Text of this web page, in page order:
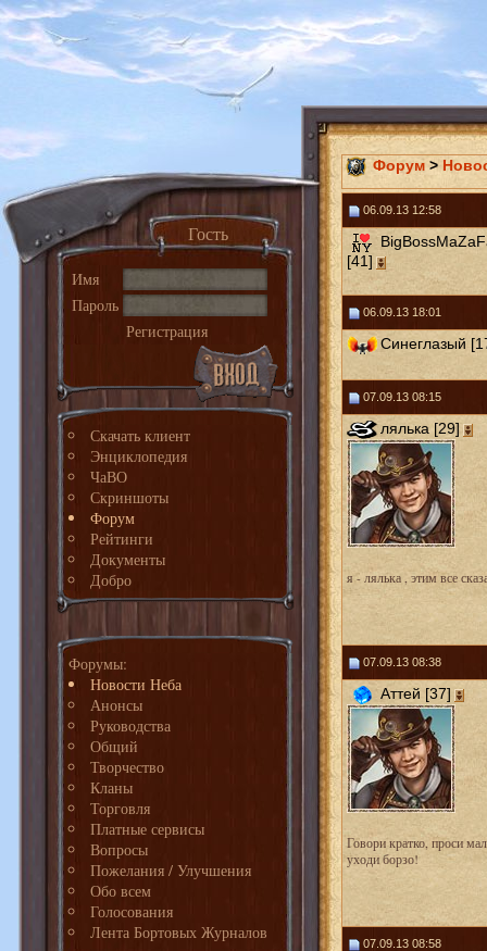
Гость
Имя
Пароль
Регистрация
Скачать клиент
Энциклопедия
ЧаВО
Скриншоты
Форум
Рейтинги
Документы
Добро
Форумы:
Новости Неба
Анонсы
Руководства
Общий
Творчество
Кланы
Торговля
Платные сервисы
Вопросы
Пожелания / Улучшения
Обо всем
Голосования
Лента Бортовых Журналов
Форум >
06.09.13 12:58
[41]
06.09.13 18:01
Синеглазый
07.09.13 08:15
лялька [29]
я - лялька , этим все
07.09.13 08:38
Аттей [37]
Говори кратко, проси
уходи борзо!
07.09.13 08:58